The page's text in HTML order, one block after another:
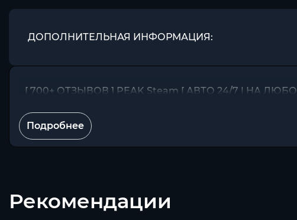
ДОПОЛНИТЕЛЬНАЯ ИНФОРМАЦИЯ:
[ 700+ ОТЗЫВОВ ] PEAK Steam [ АВТО 24/7 | НА
Подробнее
Рекомендации